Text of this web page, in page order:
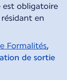
est obligatoire
en
Formalités,
de sortie